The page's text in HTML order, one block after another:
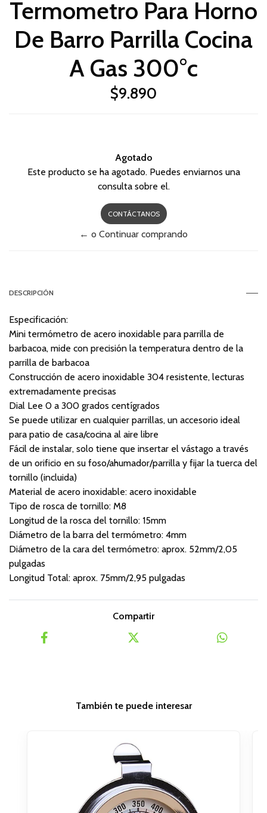
Termometro Para Horno
De Barro Parrilla Cocina
A Gas 300°c
$9.890
Agotado
Este producto se ha agotado. Puedes enviarnos una
consulta sobre el.
CONTÁCTANOS
← o Continuar comprando
DESCRIPCIÓN
Especificación:
Mini termómetro de acero inoxidable para parrilla de
barbacoa, mide con precisión la temperatura dentro de la
parrilla de barbacoa
Construcción de acero inoxidable 304 resistente, lecturas
extremadamente precisas
Dial Lee 0 a 300 grados centígrados
Se puede utilizar en cualquier parrillas, un accesorio ideal
para patio de casa/cocina al aire libre
Fácil de instalar, solo tiene que insertar el vástago a través
de un orificio en su foso/ahumador/parrilla y fijar la tuerca del
tornillo (incluida)
Material de acero inoxidable: acero inoxidable
Tipo de rosca de tornillo: M8
Longitud de la rosca del tornillo: 15mm
Diámetro de la barra del termómetro: 4mm
Diámetro de la cara del termómetro: aprox. 52mm/2,05
pulgadas
Longitud Total: aprox. 75mm/2,95 pulgadas
Compartir
También te puede interesar